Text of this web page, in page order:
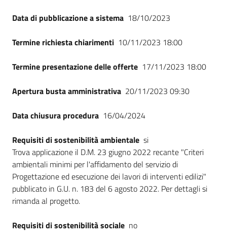
Data di pubblicazione a sistema 18/10/2023
Termine richiesta chiarimenti 10/11/2023 18:00
Termine presentazione delle offerte 17/11/2023 18:00
Apertura busta amministrativa 20/11/2023 09:30
Data chiusura procedura 16/04/2024
Requisiti di sostenibilità ambientale si
Trova applicazione il D.M. 23 giugno 2022 recante "Criteri
ambientali minimi per l'affidamento del servizio di
Progettazione ed esecuzione dei lavori di interventi edilizi"
pubblicato in G.U. n. 183 del 6 agosto 2022. Per dettagli si
rimanda al progetto.
Requisiti di sostenibilità sociale no